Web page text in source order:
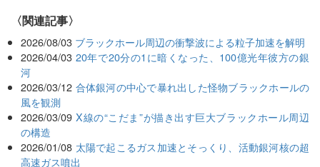
関連記事
2026/08/03 ブラックホール周辺の衝撃波による粒子加速を解明
2026/04/03 20年で20分の1に暗くなった、100億光年彼方の銀
河
2026/03/12 合体銀河の中心で暴れ出した怪物ブラックホールの
風を観測
2026/03/09 X線の“こだま”が描き出す巨大ブラックホール周辺
の構造
2026/01/08 太陽で起こるガス加速とそっくり、活動銀河核の超
高速ガス噴出